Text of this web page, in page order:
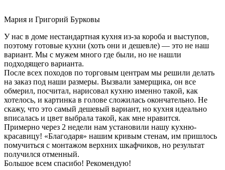
Мария и Григорий Бурковы
У нас в доме нестандартная кухня из-за короба и выступов,
поэтому готовые кухни (хоть они и дешевле) — это не наш
вариант. Мы с мужем много где были, но не нашли
подходящего варианта.
После всех походов по торговым центрам мы решили делать
на заказ под наши размеры. Вызвали замерщика, он все
обмерил, посчитал, нарисовал кухню именно такой, как
хотелось, и картинка в голове сложилась окончательно. Не
скажу, что это самый дешевый вариант, но кухня идеально
вписалась и цвет выбрала такой, как мне нравится.
Примерно через 2 недели нам установили нашу кухню-
красавицу! «Благодаря» нашим кривым стенам, им пришлось
помучиться с монтажом верхних шкафчиков, но результат
получился отменный.
Большое всем спасибо! Рекомендую!